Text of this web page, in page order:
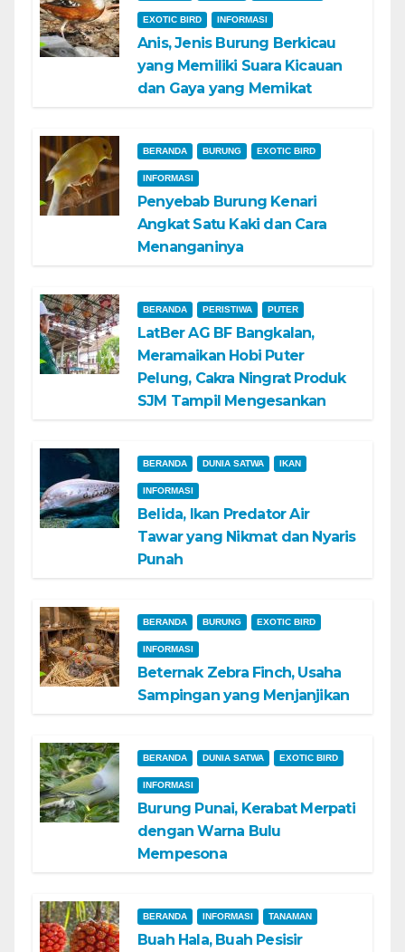
EXOTIC BIRD INFORMASI
Anis, Jenis Burung Berkicau
yang Memiliki Suara Kicauan
dan Gaya yang Memikat
BERANDA BURUNG EXOTIC BIRD
INFORMASI
Penyebab Burung Kenari
Angkat Satu Kaki dan Cara
Menanganinya
BERANDA PERISTIWA PUTER
LatBer AG BF Bangkalan,
Meramaikan Hobi Puter
Pelung, Cakra Ningrat Produk
SJM Tampil Mengesankan
BERANDA DUNIA SATWA IKAN
INFORMASI
Belida, Ikan Predator Air
Tawar yang Nikmat dan Nyaris
Punah
BERANDA BURUNG EXOTIC BIRD
INFORMASI
Beternak Zebra Finch, Usaha
Sampingan yang Menjanjikan
BERANDA DUNIA SATWA EXOTIC BIRD
INFORMASI
Burung Punai, Kerabat Merpati
dengan Warna Bulu
Mempesona
BERANDA INFORMASI TANAMAN
Buah Hala, Buah Pesisir